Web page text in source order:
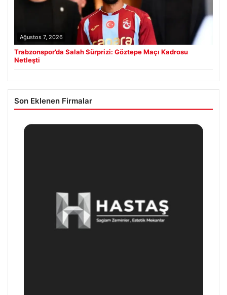
Ağustos 7, 2026
Trabzonspor’da Salah Sürprizi: Göztepe Maçı Kadrosu
Netleşti
Son Eklenen Firmalar